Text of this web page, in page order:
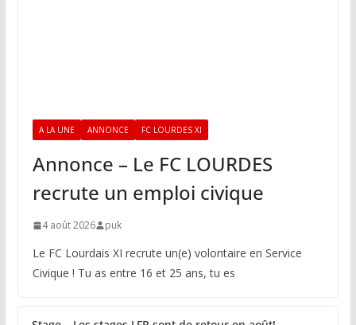
A LA UNE ANNONCE FC LOURDES XI
Annonce – Le FC LOURDES
recrute un emploi civique
4 août 2026 puk
Le FC Lourdais XI recrute un(e) volontaire en Service
Civique ! Tu as entre 16 et 25 ans, tu es